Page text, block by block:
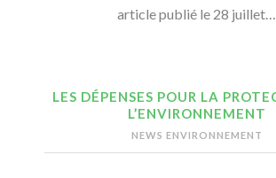
article publié le 28 juillet…
LES DÉPENSES POUR LA
L’ENVIRONNEMENT
NEWS ENVIRONNEMENT